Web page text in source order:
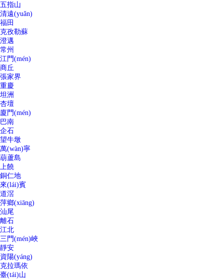
五指山
清遠(yuǎn)
福田
克孜勒蘇
澄邁
常州
江門(mén)
商丘
張家界
重慶
坦洲
杏壇
廈門(mén)
巴南
企石
望牛墩
萬(wàn)寧
葫蘆島
上饒
銅仁地
來(lái)賓
道滘
萍鄉(xiāng)
汕尾
離石
江北
三門(mén)峽
靜安
資陽(yáng)
克拉瑪依
臺(tái)山